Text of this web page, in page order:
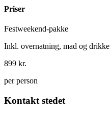
Priser
Festweekend-pakke
Inkl. overnatning, mad og drikke
899 kr.
per person
Kontakt stedet